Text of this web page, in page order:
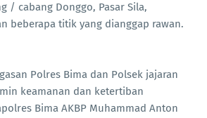
/ cabang Donggo, Pasar Sila,
beberapa titik yang dianggap rawan.
Polres Bima dan Polsek jajaran
keamanan dan ketertiban
Bima AKBP Muhammad Anton